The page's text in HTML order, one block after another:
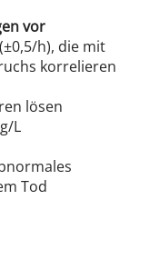
vor
h), die mit
korrelieren
lösen
L
Tod